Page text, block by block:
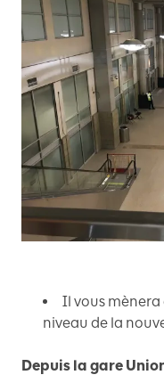
Il vous
niveau de la
Depuis la gare